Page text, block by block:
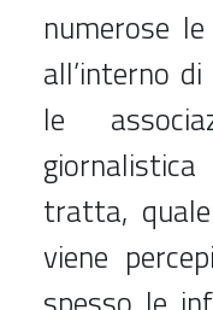
numerose
all’interno
le
tratta,
viene